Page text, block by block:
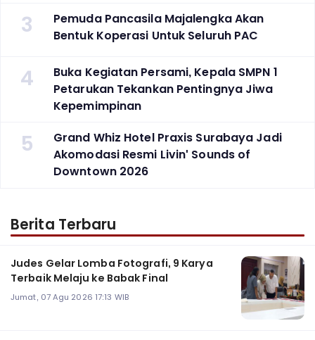
3
Pemuda Pancasila Majalengka Akan
Bentuk Koperasi Untuk Seluruh PAC
4
Buka Kegiatan Persami, Kepala SMPN 1
Petarukan Tekankan Pentingnya Jiwa
Kepemimpinan
5
Grand Whiz Hotel Praxis Surabaya Jadi
Akomodasi Resmi Livin' Sounds of
Downtown 2026
Berita Terbaru
Judes Gelar Lomba Fotografi, 9 Karya
Terbaik Melaju ke Babak Final
Jumat, 07 Agu 2026 17:13 WIB